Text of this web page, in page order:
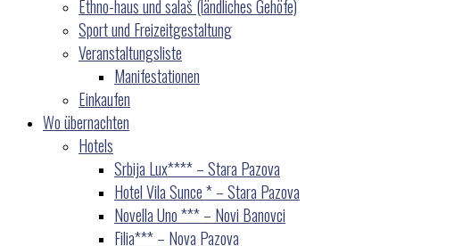
Ethno-haus und salaš (ländliches Gehöfe)
Sport und Freizeitgestaltung
Veranstaltungsliste
Manifestationen
Einkaufen
Wo übernachten
Hotels
Srbija Lux**** – Stara Pazova
Hotel Vila Sunce * – Stara Pazova
Novella Uno *** – Novi Banovci
Filia*** – Nova Pazova